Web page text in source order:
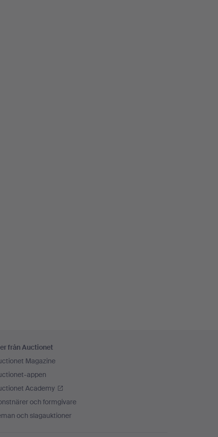
från Auctionet
Magazine
appen
Academy
och formgivare
och slagauktioner